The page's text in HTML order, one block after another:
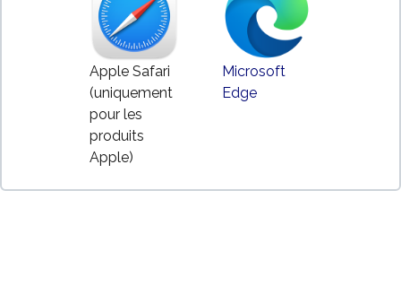
Apple Safari
(uniquement
pour les
produits
Apple)
Microsoft
Edge